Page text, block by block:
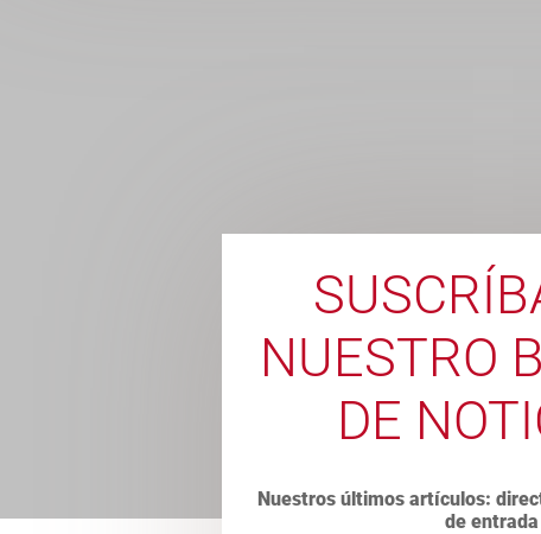
NUESTRO
DE
Nuestros últimos artículos:
de entrada